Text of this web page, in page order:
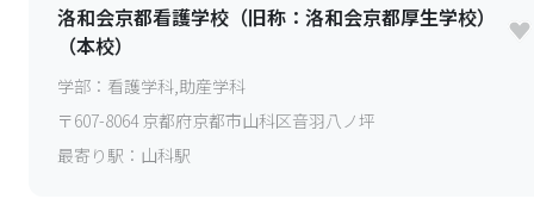
洛和会京都看護学校（旧称：洛和会京都厚生学校）
（本校）
学部： 看護学科,助産学科
〒607-8064 京都府京都市山科区音羽八ノ坪
最寄り駅： 山科駅